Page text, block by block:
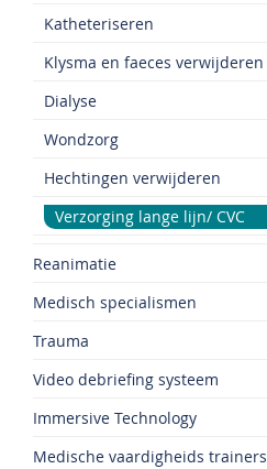
Katheteriseren
Klysma en faeces verwijderen
Dialyse
Wondzorg
Hechtingen verwijderen
Verzorging lange lijn/ CVC
Reanimatie
Medisch specialismen
Trauma
Video debriefing systeem
Immersive Technology
Medische vaardigheids trainers